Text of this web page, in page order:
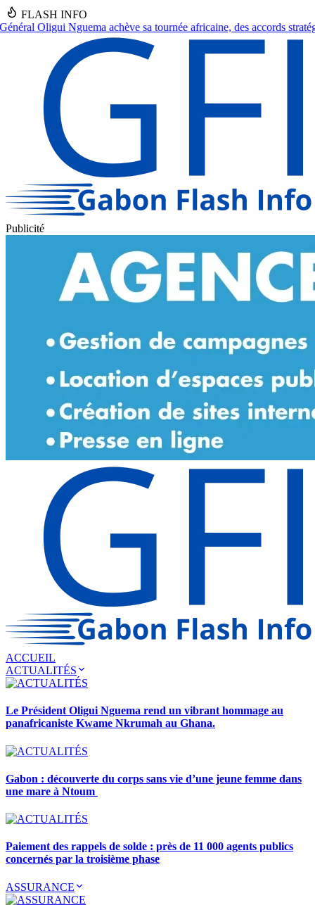
FLASH INFO
africaine, des accords stratégiques en vue.●Franceville : Un
Publicité
ACCUEIL
ACTUALITÉS
Le Président Oligui Nguema rend un vibrant hommage au
panafricaniste Kwame Nkrumah au Ghana.
Gabon : découverte du corps sans vie d’une jeune femme dans
une mare à Ntoum
Paiement des rappels de solde : près de 11 000 agents publics
concernés par la troisième phase
ASSURANCE